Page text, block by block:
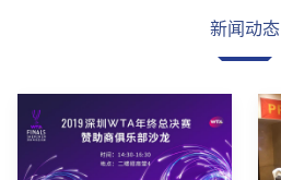
新闻动态